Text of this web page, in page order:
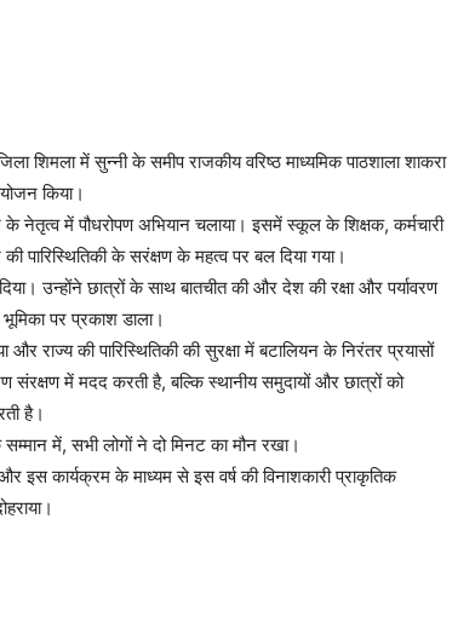
शिमला में सुन्नी के समीप राजकीय वरिष्ठ माध्यमिक पाठशाला शाकरा
किया।
में पौधरोपण अभियान चलाया। इसमें स्कूल के शिक्षक, कर्मचारी
के सरंक्षण के महत्व पर बल दिया गया।
उन्होंने छात्रों के साथ बातचीत की और देश की रक्षा और पर्यावरण
पर प्रकाश डाला।
राज्य की पारिस्थितिकी की सुरक्षा में बटालियन के निरंतर प्रयासों
संरक्षण में मदद करती है, बल्कि स्थानीय समुदायों और छात्रों को
है।
में, सभी लोगों ने दो मिनट का मौन रखा।
इस कार्यक्रम के माध्यम से इस वर्ष की विनाशकारी प्राकृतिक